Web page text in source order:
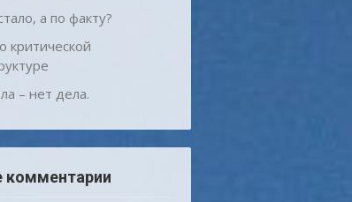
а по факту?
критической
– нет дела.
комментарии